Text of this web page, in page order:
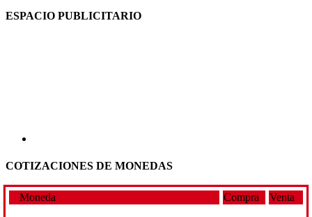
ESPACIO PUBLICITARIO
COTIZACIONES DE MONEDAS
Moneda Compra Venta